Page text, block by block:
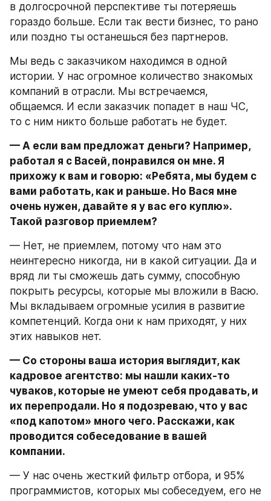
в долгосрочной перспективе ты потеряешь
гораздо больше. Если так вести бизнес, то рано
или поздно ты останешься без партнеров.
Мы ведь с заказчиком находимся в одной
истории. У нас огромное количество знакомых
компаний в отрасли. Мы встречаемся,
общаемся. И если заказчик попадет в наш ЧС,
то с ним никто больше работать не будет.
— А если вам предложат деньги? Например,
работал я с Васей, понравился он мне. Я
прихожу к вам и говорю: «Ребята, мы будем с
вами работать, как и раньше. Но Вася мне
очень нужен, давайте я у вас его куплю».
Такой разговор приемлем?
— Нет, не приемлем, потому что нам это
неинтересно никогда, ни в какой ситуации. Да и
вряд ли ты сможешь дать сумму, способную
покрыть ресурсы, которые мы вложили в Васю.
Мы вкладываем огромные усилия в развитие
компетенций. Когда они к нам приходят, у них
этих навыков нет.
— Со стороны ваша история выглядит, как
кадровое агентство: мы нашли каких-то
чуваков, которые не умеют себя продавать, и
их перепродали. Но я подозреваю, что у вас
«под капотом» много чего. Расскажи, как
проводится собеседование в вашей
компании.
— У нас очень жесткий фильтр отбора, и 95%
программистов, которых мы собеседуем, его не